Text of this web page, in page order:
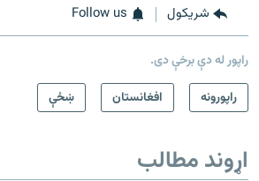
شريکول Follow us
راپور له دې برخې دی.
راپورونه
افغانستان ښځې
اړوند مطالب